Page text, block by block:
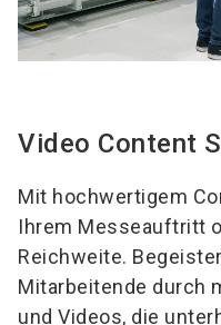
Video Content
Mit hochwertigem
Ihrem Messeauftritt
Reichweite.
Mitarbeitende durch
und Videos, die